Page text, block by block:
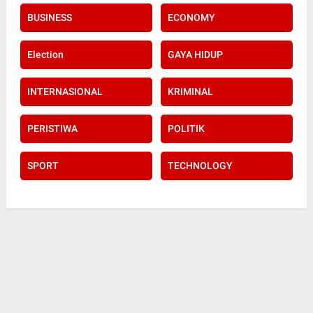
BUSINESS ECONOMY
Election GAYA HIDUP
INTERNASIONAL KRIMINAL
PERISTIWA POLITIK
SPORT TECHNOLOGY